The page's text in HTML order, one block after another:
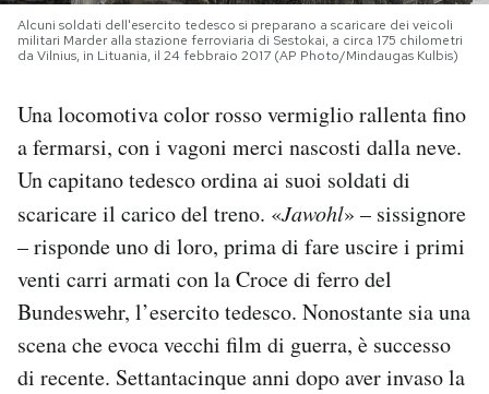
SHOP
AREA PERSONALE
Notifiche mobile
Regala il Post
Hai bisogno di aiuto?
Esci
Alcuni soldati dell'esercito tedesco si preparano a scaricare dei veicoli
militari Marder alla stazione ferroviaria di Sestokai, a circa 175 chilometri
da Vilnius, in Lituania, il 24 febbraio 2017 (AP Photo/Mindaugas Kulbis)
Una locomotiva color rosso vermiglio rallenta fino
a fermarsi, con i vagoni merci nascosti dalla neve.
Un capitano tedesco ordina ai suoi soldati di
scaricare il carico del treno. «Jawohl» – sissignore
– risponde uno di loro, prima di fare uscire i primi
venti carri armati con la Croce di ferro del
Bundeswehr, l’esercito tedesco. Nonostante sia una
scena che evoca vecchi film di guerra, è successo
di recente. Settantacinque anni dopo aver invaso la